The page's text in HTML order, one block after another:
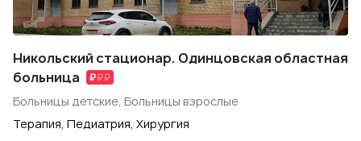
Никольский стационар. Одинцовская областная
больница
Больницы детские, Больницы взрослые
Терапия, Педиатрия, Хирургия